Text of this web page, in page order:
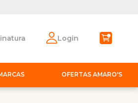
Login
OFERTAS AMARO'S